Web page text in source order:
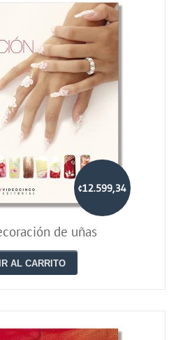
¢12.599,34
de uñas
AL CARRITO